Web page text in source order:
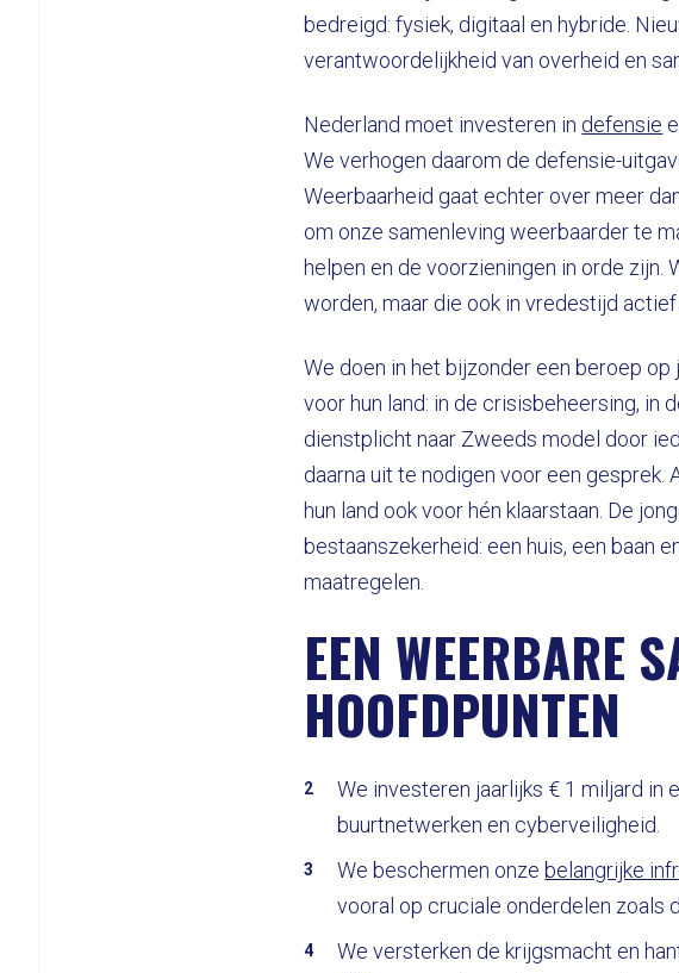
bedreigd: fysiek, digitaal en hybride.
verantwoordelijkheid van overheid en
Nederland moet investeren in defensie
We verhogen daarom de defensie-
Weerbaarheid gaat echter over meer
om onze samenleving weerbaarder te
helpen en de voorzieningen in orde
worden, maar die ook in vredestijd
We doen in het bijzonder een beroep
voor hun land: in de crisisbeheersing, in
dienstplicht naar Zweeds model door
daarna uit te nodigen voor een gesprek.
hun land ook voor hén klaarstaan. De
bestaanszekerheid: een huis, een baan
maatregelen.
EEN WEERBARE
HOOFDPUNTEN
We investeren jaarlijks € 1 miljard in
buurtnetwerken en cyberveiligheid.
We beschermen onze belangrijke
vooral op cruciale onderdelen zoals
We versterken de krijgsmacht en